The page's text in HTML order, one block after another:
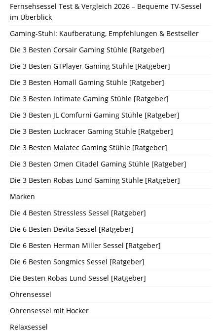
Fernsehsessel Test & Vergleich 2026 – Bequeme TV-Sessel
im Überblick
Gaming-Stuhl: Kaufberatung, Empfehlungen & Bestseller
Die 3 Besten Corsair Gaming Stühle [Ratgeber]
Die 3 Besten GTPlayer Gaming Stühle [Ratgeber]
Die 3 Besten Homall Gaming Stühle [Ratgeber]
Die 3 Besten Intimate Gaming Stühle [Ratgeber]
Die 3 Besten JL Comfurni Gaming Stühle [Ratgeber]
Die 3 Besten Luckracer Gaming Stühle [Ratgeber]
Die 3 Besten Malatec Gaming Stühle [Ratgeber]
Die 3 Besten Omen Citadel Gaming Stühle [Ratgeber]
Die 3 Besten Robas Lund Gaming Stühle [Ratgeber]
Marken
Die 4 Besten Stressless Sessel [Ratgeber]
Die 6 Besten Devita Sessel [Ratgeber]
Die 6 Besten Herman Miller Sessel [Ratgeber]
Die 6 Besten Songmics Sessel [Ratgeber]
Die Besten Robas Lund Sessel [Ratgeber]
Ohrensessel
Ohrensessel mit Hocker
Relaxsessel